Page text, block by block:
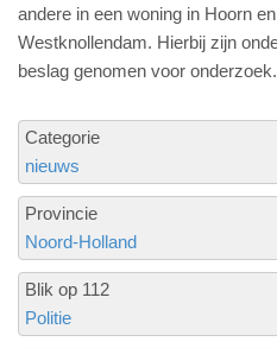
andere in een woning in Hoorn
Westknollendam. Hierbij zijn
beslag genomen voor onderzoek.
Categorie
nieuws
Provincie
Noord-Holland
Blik op 112
Politie